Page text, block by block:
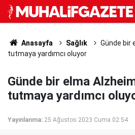
Anasayfa Sağlık
Günde bir
tutmaya yardımcı oluyor
Günde bir elma
tutmaya yardımcı
Yayınlanma: 25 Ağustos 2023 Cuma 02:54